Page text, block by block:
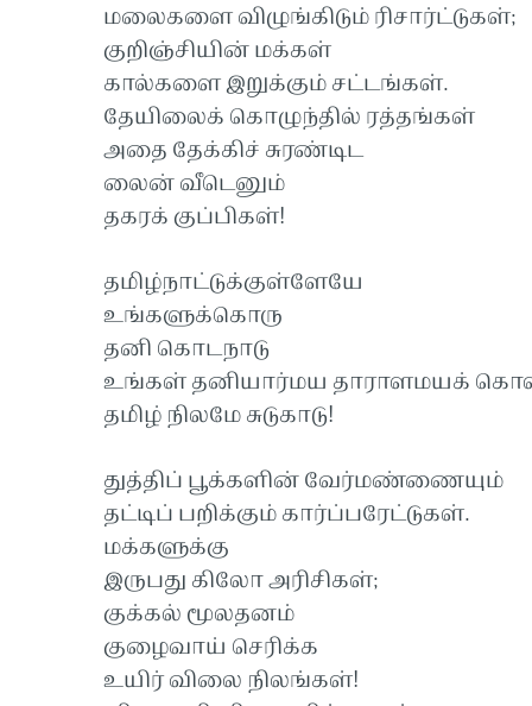
மலைகளை விழுங்கிடும் ரிசார்ட்டுகள்;
குறிஞ்சியின் மக்கள்
கால்களை இறுக்கும் சட்டங்கள்.
தேயிலைக் கொழுந்தில் ரத்தங்கள்
அதை தேக்கிச் சுரண்டிட
லைன் வீடெனும்
தகரக் குப்பிகள்!
தமிழ்நாட்டுக்குள்ளேயே
உங்களுக்கொரு
தனி கொடநாடு
உங்கள் தனியார்மய தாராளமயக்
தமிழ் நிலமே சுடுகாடு!
துத்திப் பூக்களின் வேர்மண்ணையும்
தட்டிப் பறிக்கும் கார்ப்பரேட்டுகள்.
மக்களுக்கு
இருபது கிலோ அரிசிகள்;
குக்கல் மூலதனம்
குழைவாய் செரிக்க
உயிர் விலை நிலங்கள்!